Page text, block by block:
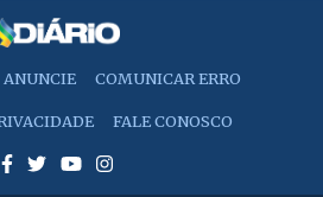
ANUNCIE COMUNICAR ERRO
FALE CONOSCO